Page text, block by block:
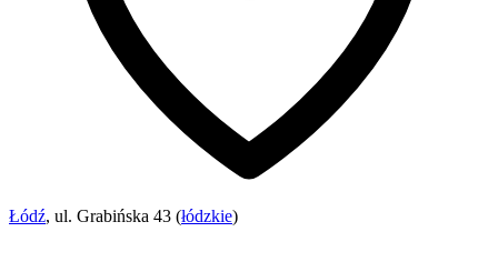
Łódź, ul. Grabińska 43 (łódzkie)